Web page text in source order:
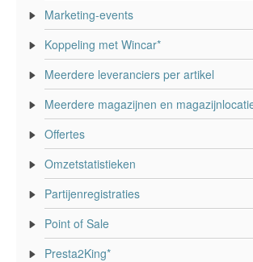
Marketing-events
Koppeling met Wincar*
Meerdere leveranciers per artikel
Meerdere magazijnen en
Offertes
Omzetstatistieken
Partijenregistraties
Point of Sale
Presta2King*